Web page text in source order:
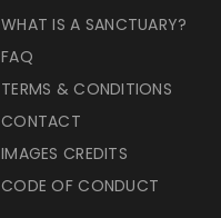
WHAT IS A SANCTUARY?
FAQ
TERMS & CONDITIONS
CONTACT
IMAGES CREDITS
CODE OF CONDUCT